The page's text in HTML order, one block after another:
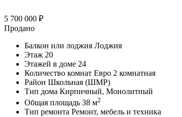
5 700 000 ₽
Продано
Балкон или лоджия Лоджия
Этаж 20
Этажей в доме 24
Количество комнат Евро 2 комнатная
Район Школьная (ШМР)
Тип дома Кирпичный, Монолитный
Общая площадь 38 м2
Тип ремонта Ремонт, мебель и техника